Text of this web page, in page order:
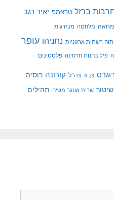
ברזל טראמפ יאיר רגב
מחאה מלחמה מנהיגות
רשתות ארגוניות נתניהו עופר
פיל בחנות חרסינה פלסטינים
צבא צה"ל קורונה רוסיה
שיטור שרית אונגר משיח תהילים